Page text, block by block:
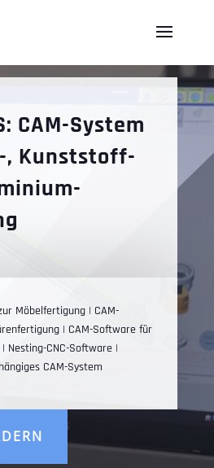
CAM-System
, Kunststoff-
Möbelfertigung | CAM-
| CAM-Software für
Nesting-CNC-Software |
CAM-System